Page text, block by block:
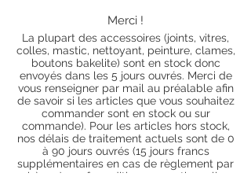
Merci !
La plupart des accessoires (joints, vitres,
colles, mastic, nettoyant, peinture, clames,
boutons bakelite) sont en stock donc
envoyés dans les 5 jours ouvrés. Merci de
vous renseigner par mail au préalable afin
de savoir si les articles que vous souhaitez
commander sont en stock ou sur
commande). Pour les articles hors stock,
nos délais de traitement actuels sont de 0
à 90 jours ouvrés (15 jours francs
supplémentaires en cas de règlement par
chèque), sauf conditions exceptionnelles